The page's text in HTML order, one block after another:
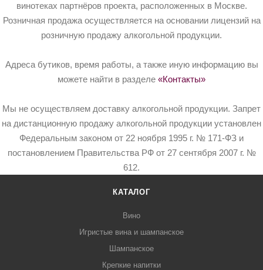
винотеках партнёров проекта, расположенных в Москве.
Розничная продажа осуществляется на основании лицензий на
розничную продажу алкогольной продукции.
Адреса бутиков, время работы, а также иную информацию вы
можете найти в разделе «Контакты»
Мы не осуществляем доставку алкогольной продукции. Запрет
на дистанционную продажу алкогольной продукции установлен
Федеральным законом от 22 ноября 1995 г. № 171-ФЗ и
постановлением Правительства РФ от 27 сентября 2007 г. №
612.
КАТАЛОГ
Вино
Игристые вина и шампанское
Шампанское
Крепкие напитки